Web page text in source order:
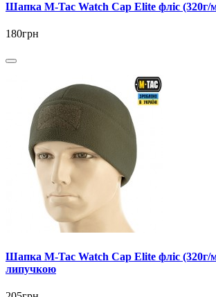
Шапка M-Tac Watch Cap Elite фліс
180грн
Шапка M-Tac Watch Cap Elite фліс (320г/
липучкою